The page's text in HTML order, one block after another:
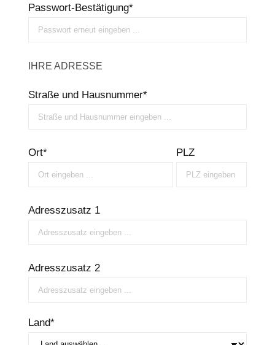
Passwort-Bestätigung*
IHRE ADRESSE
Straße und Hausnummer*
Ort* PLZ
Adresszusatz 1
Adresszusatz 2
Land*